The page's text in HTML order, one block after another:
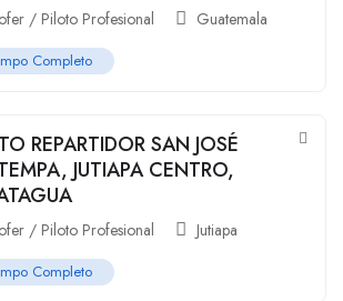
/ Piloto Profesional Guatemala
Completo
REPARTIDOR SAN JOSÉ
JUTIAPA CENTRO,
/ Piloto Profesional Jutiapa
Completo